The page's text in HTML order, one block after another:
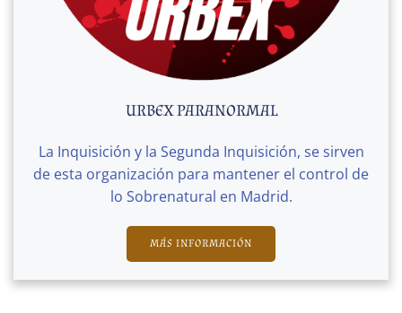
URBEX PARANORMAL
La Inquisición y la Segunda Inquisición, se sirven
de esta organización para mantener el control de
lo Sobrenatural en Madrid.
MÁS INFORMACIÓN